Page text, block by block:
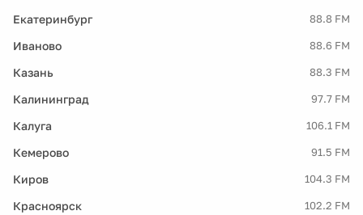
Екатеринбург 88.8 FM
Иваново 88.6 FM
Казань 88.3 FM
Калининград 97.7 FM
Калуга 106.1 FM
Кемерово 91.5 FM
Киров 104.3 FM
Красноярск 102.2 FM